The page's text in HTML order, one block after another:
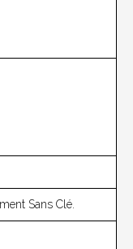
Sans Clé.